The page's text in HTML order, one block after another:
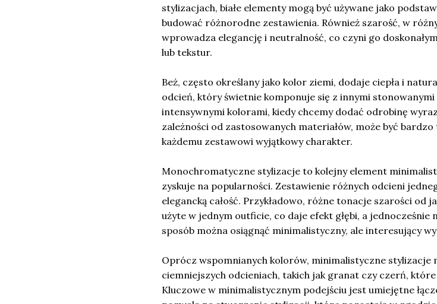
stylizacjach, białe elementy mogą być używane jako
budować różnorodne zestawienia. Również szarość, w
wprowadza elegancję i neutralność, co czyni go
lub tekstur.
Beż, często określany jako kolor ziemi, dodaje ciepła i
odcień, który świetnie komponuje się z innymi
intensywnymi kolorami, kiedy chcemy dodać odrobinę
zależności od zastosowanych materiałów, może być
każdemu zestawowi wyjątkowy charakter.
Monochromatyczne stylizacje to kolejny element
zyskuje na popularności. Zestawienie różnych odcieni
elegancką całość. Przykładowo, różne tonacje szarości od
użyte w jednym outficie, co daje efekt głębi, a jednocześnie
sposób można osiągnąć minimalistyczny, ale interesujący
Oprócz wspomnianych kolorów, minimalistyczne stylizacje
ciemniejszych odcieniach, takich jak granat czy czerń, które
Kluczowe w minimalistycznym podejściu jest umiejętne